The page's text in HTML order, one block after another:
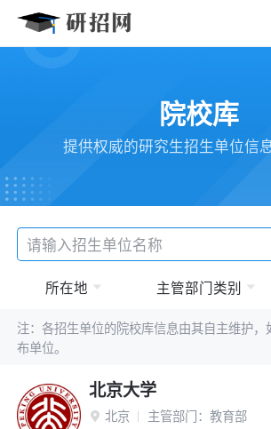
院校库
提供权威的研究生招生单位信
所在地 主管部门类别
注：各招生单位的院校库信息由其自主维护
布单位。
北京大学
 北京 主管部门： 教育部